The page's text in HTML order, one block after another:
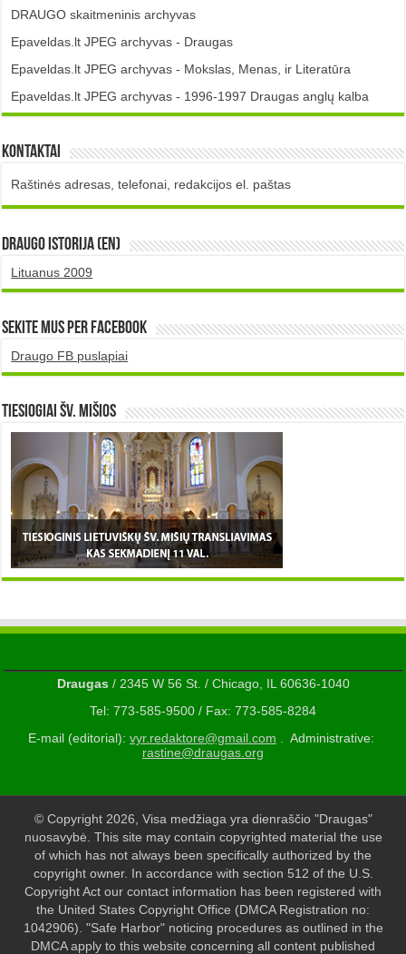
DRAUGO skaitmeninis archyvas
Epaveldas.lt JPEG archyvas - Draugas
Epaveldas.lt JPEG archyvas - Mokslas, Menas, ir Literatūra
Epaveldas.lt JPEG archyvas - 1996-1997 Draugas anglų kalba
Kontaktai
Raštinės adresas, telefonai, redakcijos el. paštas
DRAUGO istorija (EN)
Lituanus 2009
Sekite mus per Facebook
Draugo FB puslapiai
TIESIOGIAI šv. MIŠIOS
Draugas/ 2345 W 56 St. / Chicago, IL 60636-1040
Tel: 773-585-9500 / Fax: 773-585-8284
E-mail (editorial): vyr.redaktore@gmail.com . Administrative:
rastine@draugas.org
© Copyright 2026, Visa medžiaga yra dienraščio "Draugas"
nuosavybė. This site may contain copyrighted material the use
of which has not always been specifically authorized by the
copyright owner. In accordance with section 512 of the U.S.
Copyright Act our contact information has been registered with
the United States Copyright Office (DMCA Registration no:
1042906). "Safe Harbor" noticing procedures as outlined in the
DMCA apply to this website concerning all content published